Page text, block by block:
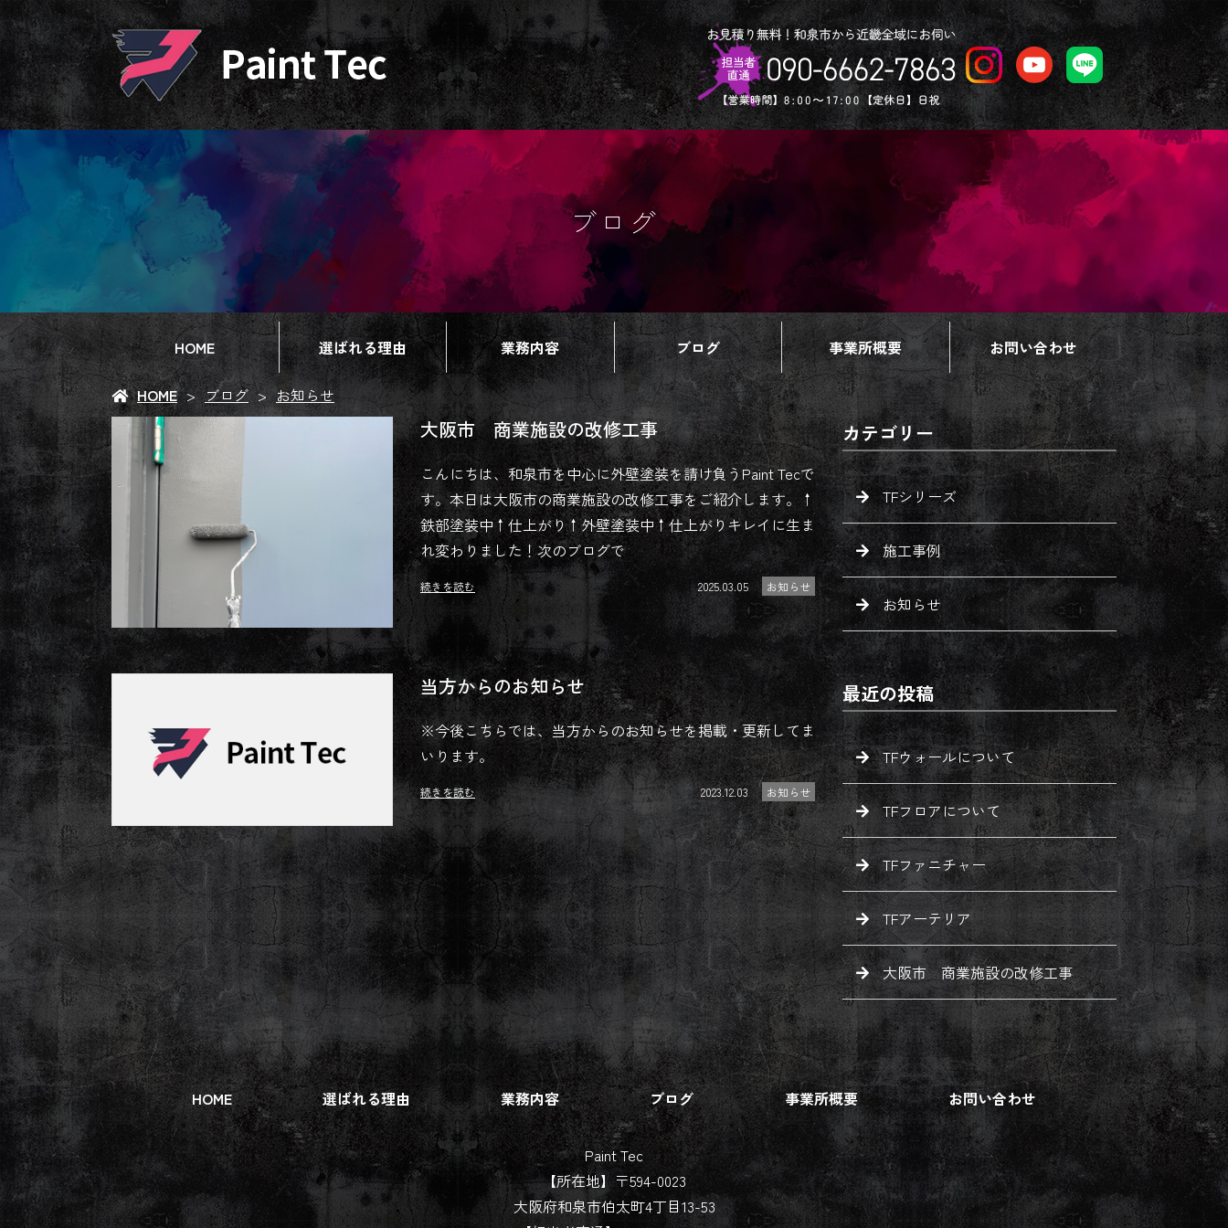
ブログ
HOME 選ばれる理由 業務内容 ブログ 事業所概要 お問い合わせ
HOME ブログ お知らせ
大阪市 商業施設の改修工事
こんにちは、和泉市を中心に外壁塗装を請け負うPaint Tecで
す。本日は大阪市の商業施設の改修工事をご紹介します。↑
鉄部塗装中↑仕上がり↑外壁塗装中↑仕上がりキレイに生ま
れ変わりました！次のブログで
続きを読む 2025.03.05 お知らせ
当方からのお知らせ
※今後こちらでは、当方からのお知らせを掲載・更新してま
いります。
続きを読む 2023.12.03 お知らせ
カテゴリー
TFシリーズ
施工事例
お知らせ
最近の投稿
TFウォールについて
TFフロアについて
TFファニチャー
TFアーテリア
大阪市 商業施設の改修工事
HOME 選ばれる理由 業務内容 ブログ 事業所概要 お問い合わせ
Paint Tec
【所在地】〒594-0023
大阪府和泉市伯太町4丁目13-53